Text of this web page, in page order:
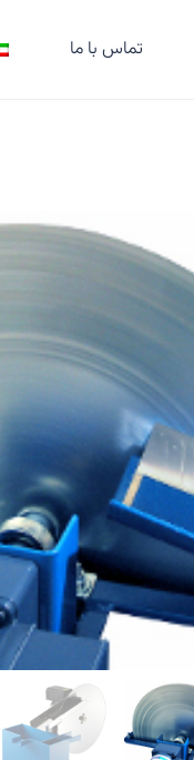
تماس با ما